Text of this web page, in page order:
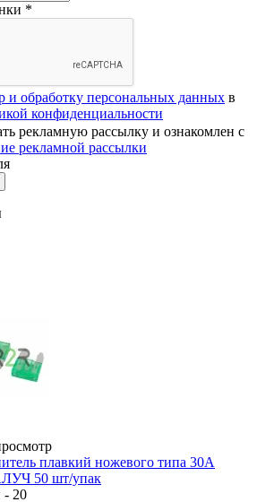
*
и обработку персональных данных в
конфиденциальности
рекламную рассылку и ознакомлен с
рекламной рассылки
плавкий ножевого типа 30А
50 шт/упак
- 20